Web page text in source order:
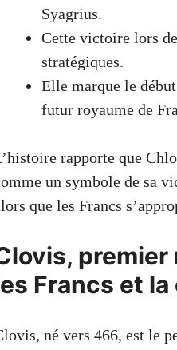
Syagrius.
Cette victoire lors
stratégiques.
Elle marque le
futur royaume de
rapporte que
un symbole de sa
que les Francs
premier
Francs et
né vers 466, est le